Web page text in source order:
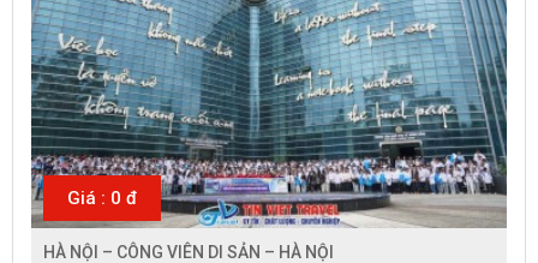
Giá : 0 đ
HÀ NỘI – CÔNG VIÊN DI SẢN – HÀ NỘI